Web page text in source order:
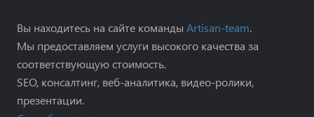
Вы находитесь на сайте команды Artisan-team.
Мы предоставляем услуги высокого качества за
соответствующую стоимость.
SEO, консалтинг, веб-аналитика, видео-ролики,
презентации.